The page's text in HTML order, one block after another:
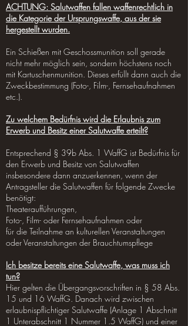
ACHTUNG: Salutwaffen fallen waffenrechtlich in
die Kategorie der Ursprungswaffe, aus der sie
hergestellt wurden.
Ein Schießen mit Geschossmunition soll gerade
nicht mehr möglich sein, sondern höchstens noch
mit Kartuschenmunition. Dieses erfüllt dann auch die
Zweckbestimmung (Foto-, Film-, Fernsehaufnahmen
etc.).
Zu welchem Bedürfnis wird die Erlaubnis zum
Erwerb und Besitz einer Salutwaffe erteilt?
Entsprechend § 39b Abs. 1 WaffG ist Bedürfnis für
den Erwerb und Besitz von Salutwaffen
insbesondere dann anzuerkennen, wenn der
Antragsteller die Salutwaffen für folgende Zwecke
benötigt:
Theateraufführungen,
Foto-, Film- oder Fernsehaufnahmen oder
für die Teilnahme an kulturellen Veranstaltungen
oder Veranstaltungen der Brauchtumspflege
Ich besitze bereits eine Salutwaffe, was muss ich
tun?
Hier gelten die Übergangsvorschriften in § 58 Abs.
15 und 16 WaffG. Danach wird zwischen
erlaubnispflichtiger Salutwaffe (Anlage 1 Abschnitt
1 Unterabschnitt 1 Nummer 1.5 WaffG) und einer